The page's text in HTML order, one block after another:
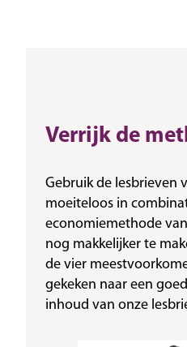
Verrijk de
Gebruik de lesbrieven
moeiteloos in
economiemethode
nog makkelijker te
de vier
gekeken naar een
inhoud van onze